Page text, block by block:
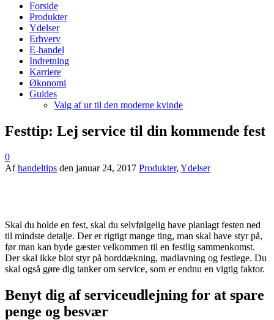
Forside
Produkter
Ydelser
Erhverv
E-handel
Indretning
Karriere
Økonomi
Guides
Valg af ur til den moderne kvinde
Festtip: Lej service til din kommende fest
0
Afhandeltips den januar 24, 2017 Produkter, Ydelser
Skal du holde en fest, skal du selvfølgelig have planlagt festen ned
til mindste detalje. Der er rigtigt mange ting, man skal have styr på,
før man kan byde gæster velkommen til en festlig sammenkomst.
Der skal ikke blot styr på borddækning, madlavning og festlege. Du
skal også gøre dig tanker om service, som er endnu en vigtig faktor.
Benyt dig af serviceudlejning for at spare
penge og besvær